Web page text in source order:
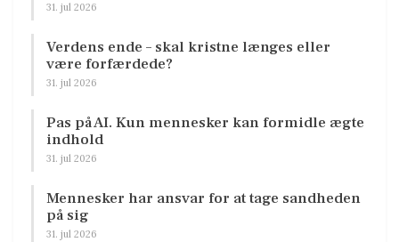
31. jul 2026
Verdens ende – skal kristne længes eller
være forfærdede?
31. jul 2026
Pas på AI. Kun mennesker kan formidle ægte
indhold
31. jul 2026
Mennesker har ansvar for at tage sandheden
på sig
31. jul 2026